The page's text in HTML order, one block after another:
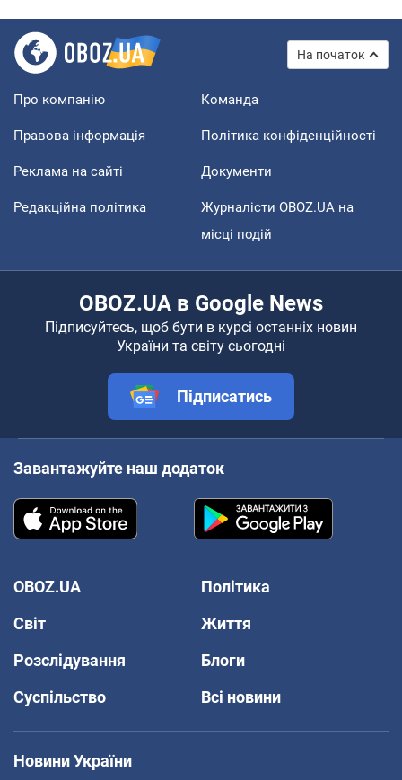
На початок
Про компанію Команда
Правова інформація Політика конфіденційності
Реклама на сайті Документи
Редакційна політика
Журналісти OBOZ.UA на
місці подій
OBOZ.UA в Google News
Підписуйтесь, щоб бути в курсі останніх новин
України та світу сьогодні
Підписатись
Завантажуйте наш додаток
OBOZ.UA
Політика
Світ
Життя
Розслідування
Блоги
Суспільство
Всі новини
Новини України